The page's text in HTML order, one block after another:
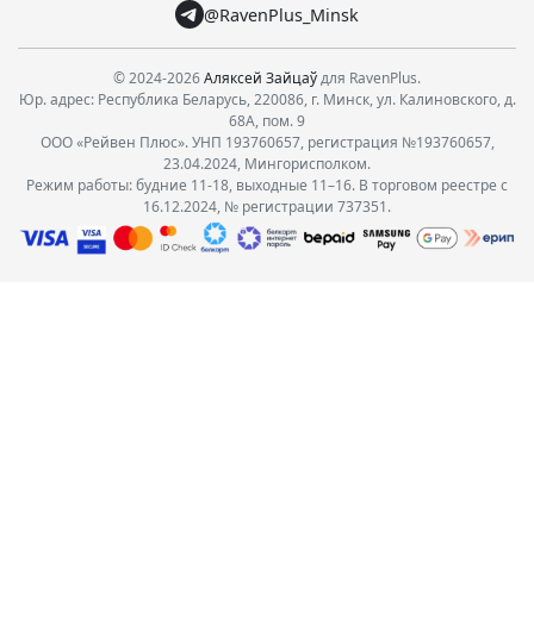
@RavenPlus_Minsk
© 2024-2026Аляксей Зайцаўдля RavenPlus.
Юр. адрес: Республика Беларусь, 220086, г. Минск, ул. Калиновского, д.
68А, пом. 9
ООО «Рейвен Плюс». УНП 193760657, регистрация №193760657,
23.04.2024, Мингорисполком.
Режим работы: будние 11-18, выходные 11–16. В торговом реестре с
16.12.2024, № регистрации 737351.